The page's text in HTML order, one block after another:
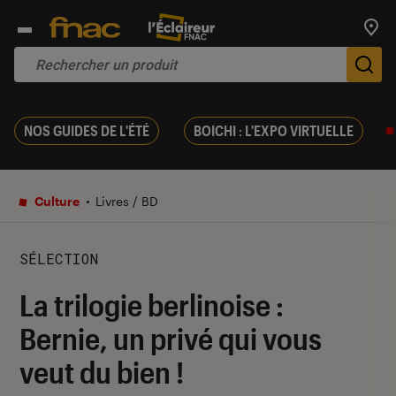
NOS GUIDES DE L'ÉTÉ BOICHI : L'EXPO VIRTUELLE
Culture Livres / BD
SÉLECTION
La trilogie berlinoise :
Bernie, un privé qui vous
veut du bien !